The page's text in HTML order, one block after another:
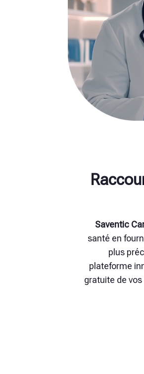
Saventic
santé en
plus
plateforme
gratuite de